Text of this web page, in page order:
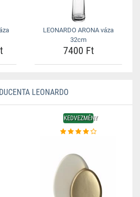
LEONARDO ARONA váza
32cm
7400 Ft
LEONARDO
KEDVEZMÉNY